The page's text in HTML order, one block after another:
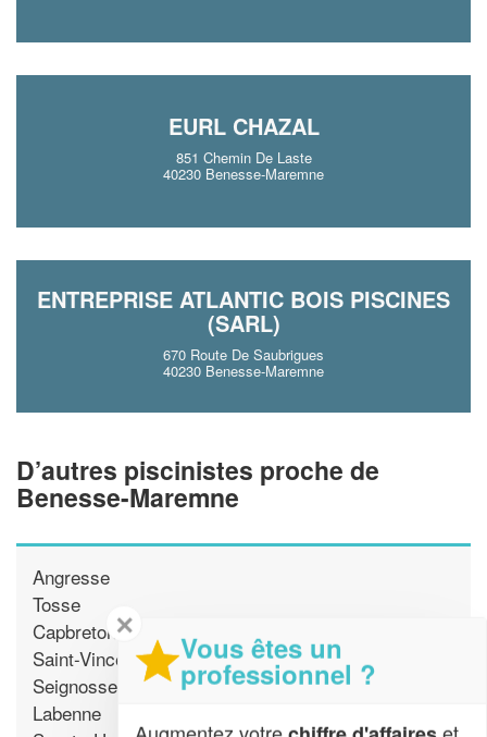
EURL CHAZAL
851 Chemin De Laste
40230 Benesse-Maremne
ENTREPRISE ATLANTIC BOIS PISCINES
(SARL)
670 Route De Saubrigues
40230 Benesse-Maremne
D’autres piscinistes proche de
Benesse-Maremne
Angresse
Tosse
Capbreton
Saint-Vincent-de-Tyrosse
Seignosse
Labenne
✕
Vous êtes un
professionnel ?